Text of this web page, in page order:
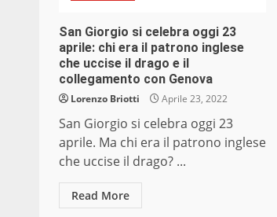
San Giorgio si celebra oggi 23
aprile: chi era il patrono inglese
che uccise il drago e il
collegamento con Genova
Lorenzo Briotti Aprile 23, 2022
San Giorgio si celebra oggi 23
aprile. Ma chi era il patrono inglese
che uccise il drago? ...
Read More